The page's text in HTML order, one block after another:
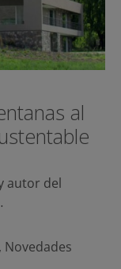
al
autor del
, Novedades